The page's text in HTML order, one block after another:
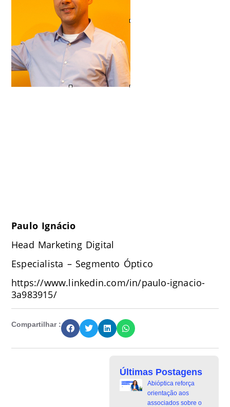
Paulo Ignácio
Head Marketing Digital
Especialista – Segmento Óptico
https://www.linkedin.com/in/paulo-ignacio-
3a983915/
Compartilhar :
Últimas Postagens
Abióptica reforça
orientação aos
associados sobre o